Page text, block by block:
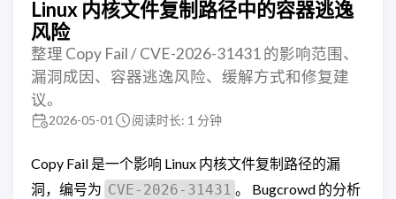
Linux 内核文件复制路径中的容器逃逸
风险
整理 Copy Fail / CVE-2026-31431 的影响范围、
漏洞成因、容器逃逸风险、缓解方式和修复建
议。
2026-05-01 阅读时长: 1 分钟
Copy Fail 是一个影响 Linux 内核文件复制路径的漏
洞，编号为 CVE-2026-31431 。 Bugcrowd 的分析